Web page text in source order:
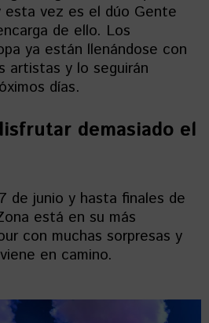
esta vez es el dúo Gente
de ello. Los
ya están llenándose con
artistas y lo seguirán
días.
demasiado el
de junio y hasta finales de
está en su más
con muchas sorpresas y
en camino.